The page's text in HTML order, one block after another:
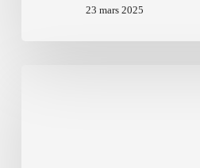
23 mars 2025